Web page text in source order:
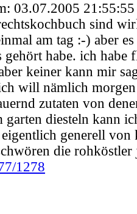
03.07.2005 21:55:55
sind
am tag :-) aber
habe. ich habe
keiner kann mir
will nämlich
zutaten von
diesteln kann
generell von
die rohköstler
1278